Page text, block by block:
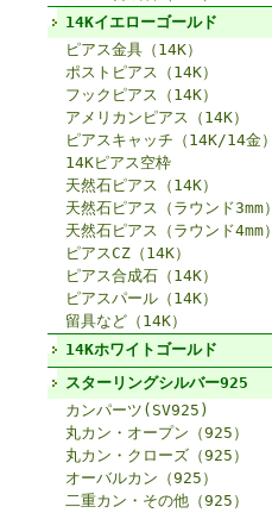
14Kイエローゴールド
ピアス金具（14K）
ポストピアス（14K）
フックピアス（14K）
アメリカンピアス（14K）
ピアスキャッチ（14K/14金）
14Kピアス空枠
天然石ピアス（14K）
天然石ピアス（ラウンド3mm）
天然石ピアス（ラウンド4mm）
ピアスCZ（14K）
ピアス合成石（14K）
ピアスパール（14K）
留具など（14K）
14Kホワイトゴールド
スターリングシルバー925
カンパーツ(SV925)
丸カン・オープン（925）
丸カン・クローズ（925）
オーバルカン（925）
二重カン・その他（925）